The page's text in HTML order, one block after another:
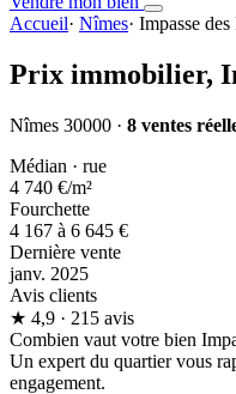
Accueil· Nîmes· Impasse
Prix immobilier,
Nîmes 30000 · 8 ventes
Médian · rue
4 740 €/m²
Fourchette
4 167 à 6 645 €
Dernière vente
janv. 2025
Avis clients
★ 4,9 · 215 avis
Combien vaut votre bien
Un expert du quartier vous
engagement.